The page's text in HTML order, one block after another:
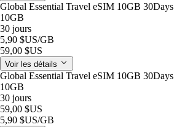
Global Essential Travel eSIM 10GB 30Days
10GB
30 jours
5,90 $US/GB
59,00 $US
Voir les détails
Global Essential Travel eSIM 10GB 30Days
10GB
30 jours
59,00 $US
5,90 $US/GB